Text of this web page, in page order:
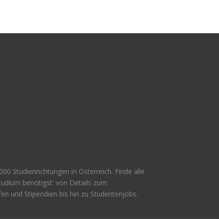
Studienrichtungen in Österreich. Finde alle
benötigst: von Details zum
und Stipendien bis hin zu Studentenjobs.